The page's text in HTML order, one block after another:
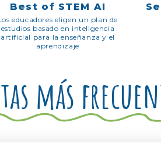
Best of STEM AI
educadores eligen un plan de
estudios basado en inteligencia
artificial para la enseñanza y el
aprendizaje
más